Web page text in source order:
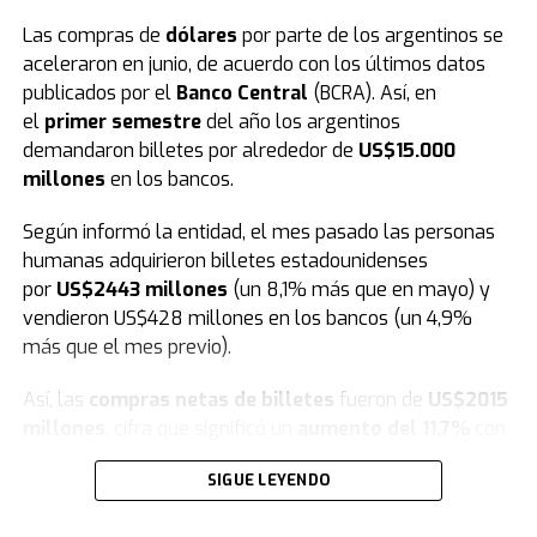
En este sentido, tras el evento de este fin de semana,
en los próximos días las calles de la ciudad se vestirán
de fiesta e ilusión. Bajo la consigna de llevar respuestas
y contención espiritual a cada hogar, los miembros de la
las ciudades en una gran peregrinación para anunciar
oficialmente el inicio de esta nueva edición.
Por otra parte, durante tres semanas recorrerán
Las compras de dólares por parte de los argentinos se
aceleraron en junio, de acuerdo con los últimos datos
publicados por el Banco Central (BCRA). Así, en
el primer semestredel año los argentinos
demandaron billetes por alrededor de US$15.000
millones en los bancos.
Según informó la entidad, el mes pasado las personas
humanas adquirieron billetes estadounidenses
por US$2443 millones (un 8,1% más que en mayo) y
vendieron US$428 millones en los bancos (un 4,9%
más que el mes previo).
Así, las compras netas de billetes fueron de US$2015
respecto al nivel registrado en el mes anterior.
En cuanto a lacantidad de individuosque operaron en
SIGUE LEYENDO